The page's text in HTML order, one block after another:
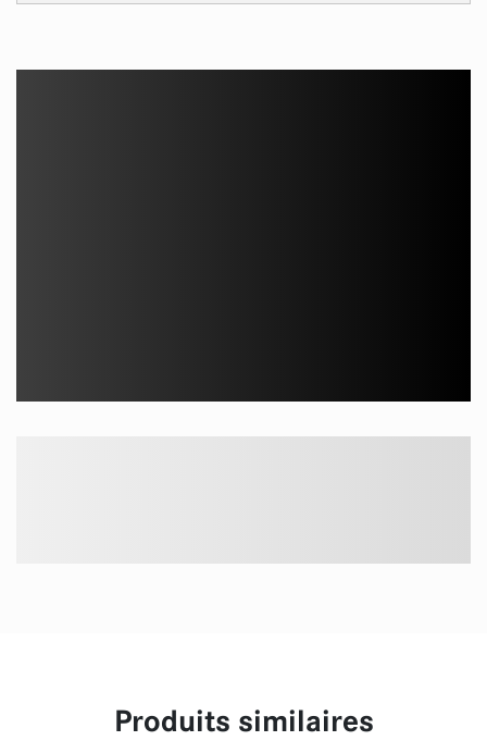
Produits similaires